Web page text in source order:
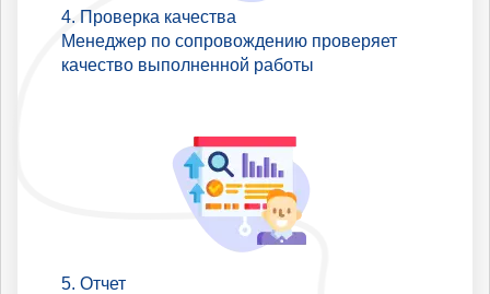
Проверка качества
Менеджер по сопровождению проверяет
качество выполненной работы
Отчет